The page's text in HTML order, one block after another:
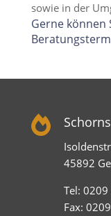
sowie in der
Gerne können

45892
Tel:
Fax: